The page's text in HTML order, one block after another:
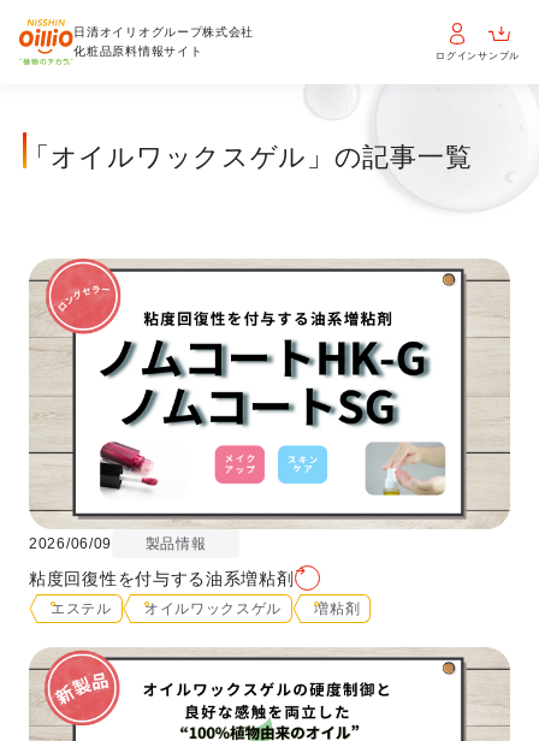
日清オイリオグループ株式会社
化粧品原料情報サイト
ログインサンプル
「オイルワックスゲル」の記事一覧
2026/06/09 製品情報
粘度回復性を付与する油系増粘剤
エステル オイルワックスゲル 増粘剤